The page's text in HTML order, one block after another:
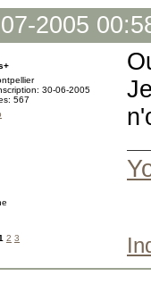
2005
30-06-2005
567
2 3